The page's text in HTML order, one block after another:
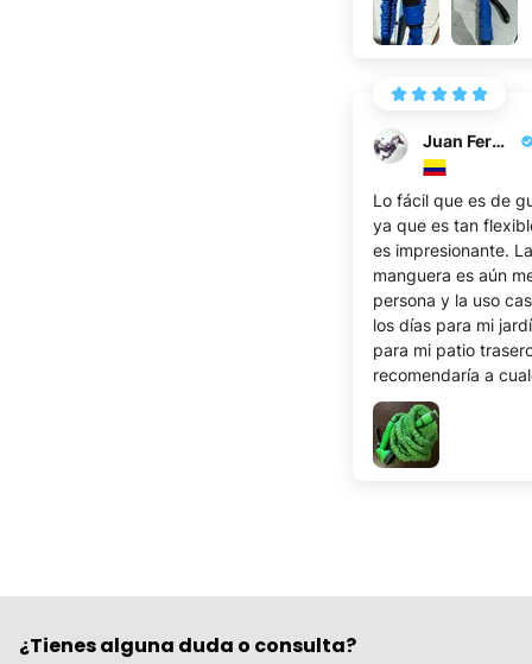
Juan Fernando H.
Lo fácil que es de
ya que es tan
es impresionante. La
manguera es aún
persona y la uso
los días para mi
para mi patio
recomendaría a
¿Tienes alguna duda o consulta?